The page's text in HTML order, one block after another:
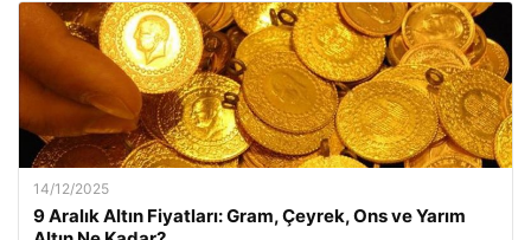
14/12/2025
9 Aralık Altın Fiyatları: Gram, Çeyrek, Ons ve Yarım